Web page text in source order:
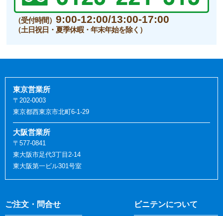
（受付時間）9:00-12:00/13:00-17:00
（土日祝日・夏季休暇・年末年始を除く）
ご注文・問合せ ビニテンについて
東京営業所
〒202-0003
東京都西東京市北町6-1-29
大阪営業所
〒577-0841
東大阪市足代3丁目2-14
東大阪第一ビル301号室